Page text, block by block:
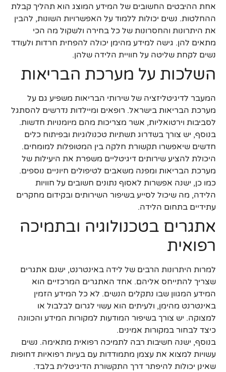
אחת ההיבטים החשובים של המידע המוצג הוא תהליך קבלת
ההחלטות. נשים יכולות ללמוד על האפשרויות השונות, להבין
את היתרונות והחסרונות של כל בחירה ולשקול מה הכי
מתאים להן. גישה למידע מהימן יכולה להפחית חרדות ולעודד
נשים לקחת שליטה על חוויית הלידה שלהן.
השלכות על מערכת הבריאות
המעבר לדיגיטליזציה של שירותי הבריאות משפיע גם על
מערכת הבריאות בישראל. רופאים ומיילדות נדרשים להסתגל
לסביבות וירטואליות, אשר מצריכות מהם מיומנויות חדשות.
בנוסף, יש צורך בשדרוג תשתיות טכנולוגיות ובפיתוח כלים
חדשים שיאפשרו תקשורת חלקה בין המטופלות למומחים.
היכולת להציע שירותים דיגיטליים משפרת את היעילות של
מערכת הבריאות ומפנה משאבים לטיפולים חיוניים נוספים.
כמו כן, ישנה אפשרות לאסוף נתונים חשובים על חוויות
הלידה, מה שיכול לסייע בשיפור השירותים ובקידום מחקרים
עתידיים בתחום הלידה.
אתגרים בטכנולוגיה ובתמיכה
רפואית
למרות היתרונות הרבים של לידה באינטרנט, ישנם אתגרים
שצריך להתייחס אליהם. אחד האתגרים המרכזיים הוא
המידע המגוון שבו נתקלים הנשים. לא כל המידע הזמין
באינטרנט מהימן, ולעיתים הוא עשוי לגרום לבלבול או
למצוקה. יש צורך בשיפור המודעות למקורות המידע והכוונה
כיצד לבחור במקורות אמינים.
בנוסף, ישנה חשיבות רבה לתמיכה רפואית מתאימה. נשים
עשויות למצוא את עצמן מתמודדות עם בעיות רפואיות דחופות
שאינן יכולות להיפתר דרך התקשורת הדיגיטלית בלבד.